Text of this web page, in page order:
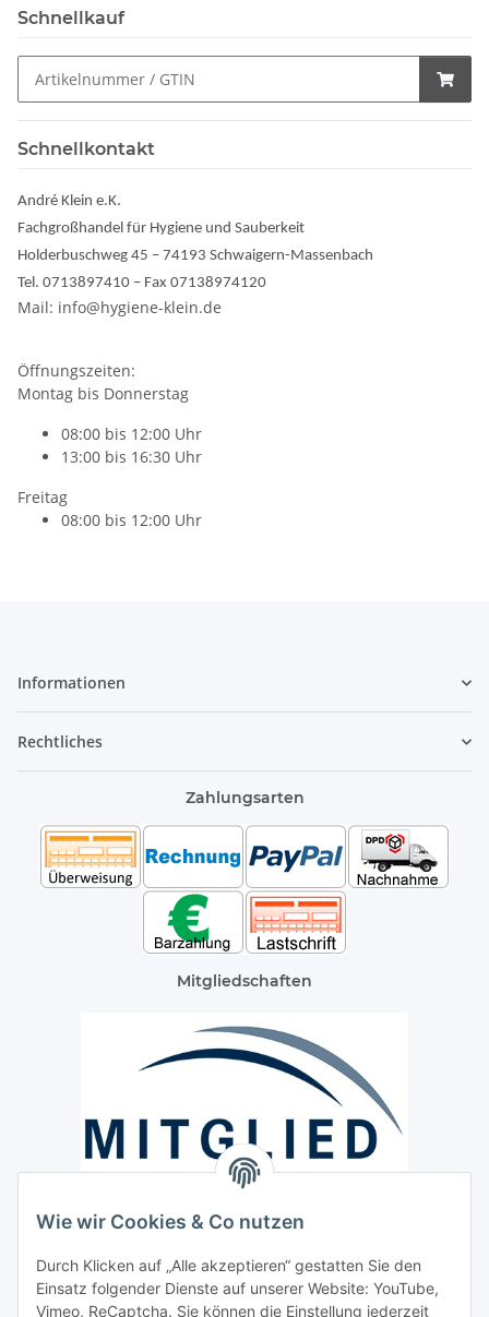
Wie wir Cookies & Co nutzen
Durch Klicken auf „Alle akzeptieren“ gestatten Sie den
Einsatz folgender Dienste auf unserer Website: YouTube,
Vimeo, ReCaptcha. Sie können die Einstellung jederzeit
Schnellkauf
Schnellkontakt
André Klein e.K.
Fachgroßhandel für Hygiene und Sauberkeit
Holderbuschweg 45 – 74193 Schwaigern-Massenbach
Tel. 0713897410 – Fax 07138974120
Mail: info@hygiene-klein.de
Öffnungszeiten:
Montag bis Donnerstag
08:00 bis 12:00 Uhr
13:00 bis 16:30 Uhr
Freitag
08:00 bis 12:00 Uhr
Informationen
Rechtliches
Zahlungsarten
Mitgliedschaften
Paketdienst und Spedition